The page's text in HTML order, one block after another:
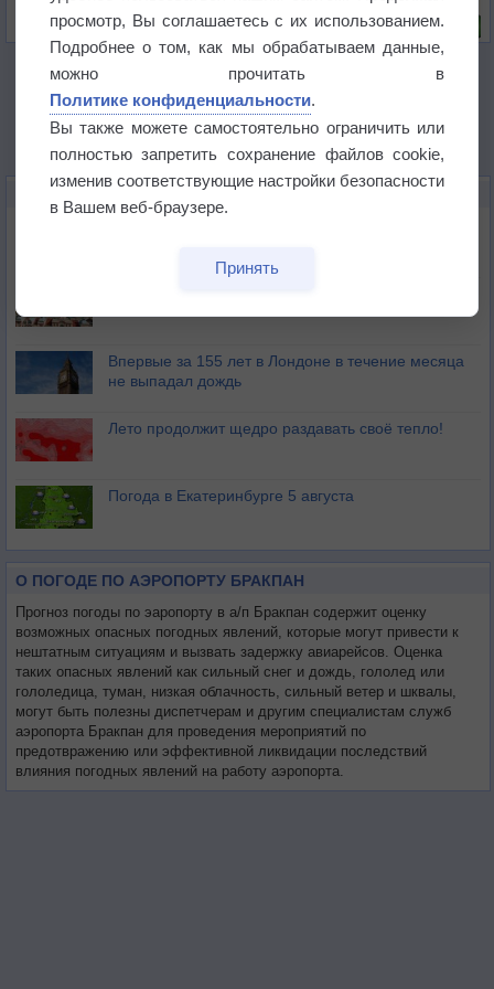
Риск задержек вылетов по метеоусловиям
Впервые за 155 лет в Лондоне в течение месяца
не выпадал дождь
Лето продолжит щедро раздавать своё тепло!
Погода в Екатеринбурге 5 августа
О ПОГОДЕ ПО АЭРОПОРТУ БРАКПАН
Прогноз погоды по эаропорту в а/п Бракпан содержит оценку
возможных опасных погодных явлений, которые могут привести к
нештатным ситуациям и вызвать задержку авиарейсов. Оценка
таких опасных явлений как сильный снег и дождь, гололед или
гололедица, туман, низкая облачность, сильный ветер и шквалы,
могут быть полезны диспетчерам и другим специалистам служб
аэропорта Бракпан для проведения мероприятий по
предотвражению или эффективной ликвидации последствий
влияния погодных явлений на работу аэропорта.
просмотр, Вы соглашаетесь с их использованием.
Подробнее о том, как мы обрабатываем данные,
можно прочитать в
Политике конфиденциальности.
Вы также можете самостоятельно ограничить или
полностью запретить сохранение файлов cookie,
изменив соответствующие настройки безопасности
в Вашем веб-браузере.
Принять